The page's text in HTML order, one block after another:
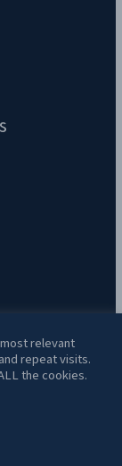
relevant
repeat visits.
the cookies.